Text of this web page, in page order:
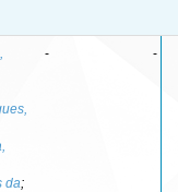
da;
- -